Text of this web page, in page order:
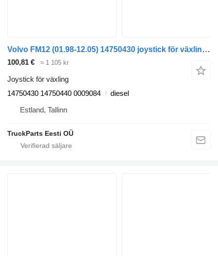
Volvo FM12 (01.98-12.05) 14750430 joystick för växling till Volvo FM7-FM12, FM, FMX (1998-2014) dragbil
100,81 € ≈ 1 105 kr
Joystick för växling
14750430 14750440 0009084
diesel
Estland, Tallinn
TruckParts Eesti OÜ